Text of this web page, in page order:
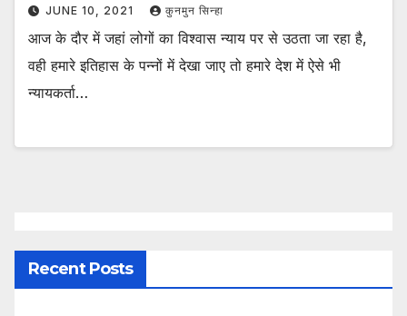
JUNE 10, 2021 कुनमुन सिन्हा
आज के दौर में जहां लोगों का विश्वास न्याय पर से उठता जा रहा है,
वही हमारे इतिहास के पन्नों में देखा जाए तो हमारे देश में ऐसे भी
न्यायकर्ता…
Recent Posts